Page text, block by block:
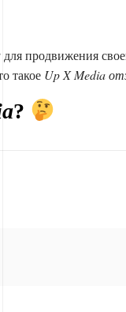
продвижения
такое Up X Media
?